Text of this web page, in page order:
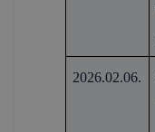
2026.02.06.